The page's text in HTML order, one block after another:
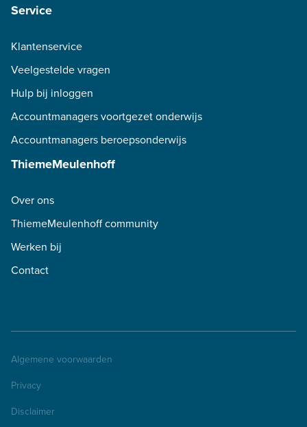
Service
Klantenservice
Veelgestelde vragen
Hulp bij inloggen
Accountmanagers voortgezet onderwijs
Accountmanagers beroepsonderwijs
ThiemeMeulenhoff
Over ons
ThiemeMeulenhoff community
Werken bij
Contact
Algemene voorwaarden
Privacy
Disclaimer